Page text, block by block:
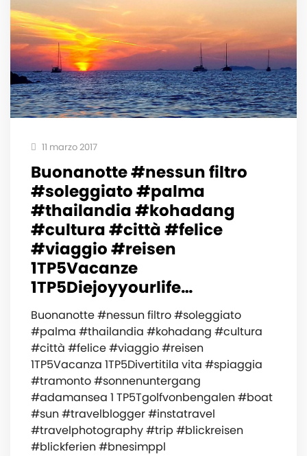
11 marzo 2017
Buonanotte #nessun filtro
#soleggiato #palma
#thailandia #kohadang
#cultura #città #felice
#viaggio #reisen
1TP5Vacanze
1TP5Diejoyyourlife…
Buonanotte #nessun filtro #soleggiato
#palma #thailandia #kohadang #cultura
#città #felice #viaggio #reisen
1TP5Vacanza 1TP5Divertitila vita #spiaggia
#tramonto #sonnenuntergang
#adamansea 1 TP5Tgolfvonbengalen #boat
#sun #travelblogger #instatravel
#travelphotography #trip #blickreisen
#blickferien #bnesimppl